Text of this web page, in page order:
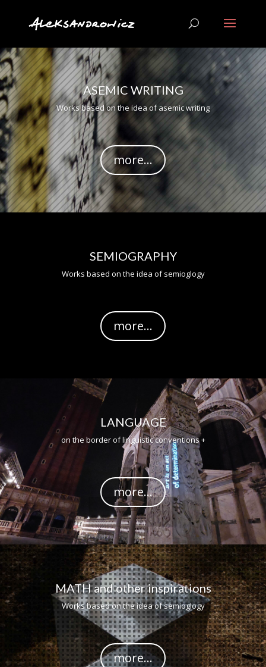
ASEMIC WRITING
Works based on the idea of asemic writing
more...
SEMIOGRAPHY
Works based on the idea of semioglogy
more...
LANGUAGE
on the border of linguistic conventions +
more...
MATH and other inspirations
Works based on the idea of semioglogy
more...